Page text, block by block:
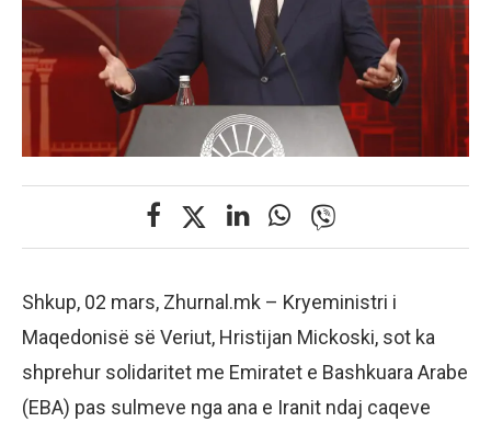
Shkup, 02 mars, Zhurnal.mk – Kryeministri i
Maqedonisë së Veriut, Hristijan Mickoski, sot ka
shprehur solidaritet me Emiratet e Bashkuara Arabe
(EBA) pas sulmeve nga ana e Iranit ndaj caqeve